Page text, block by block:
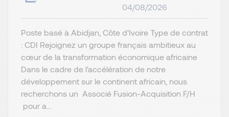
04/08/2026
Poste basé à Abidjan, Côte d'Ivoire Type de contrat
: CDI Rejoignez un groupe français ambitieux au
cœur de la transformation économique africaine
Dans le cadre de l'accélération de notre
développement sur le continent africain, nous
recherchons un Associé Fusion-Acquisition F/H
pour a...